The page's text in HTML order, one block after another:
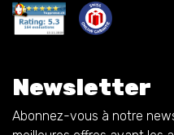
Newsletter
Abonnez-vous à notre